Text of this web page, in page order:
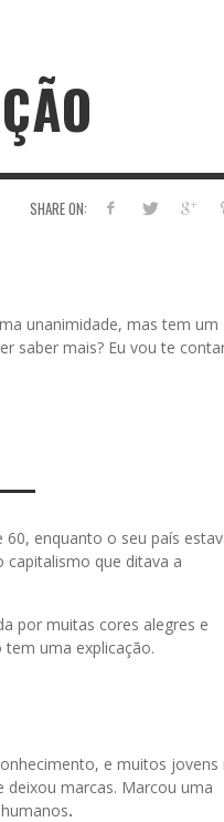
SHARE ON:
unanimidade, mas tem um
saber mais? Eu vou te
enquanto o seu país
que ditava a
por muitas cores alegres e
uma explicação.
e muitos jovens
marcas. Marcou uma
.